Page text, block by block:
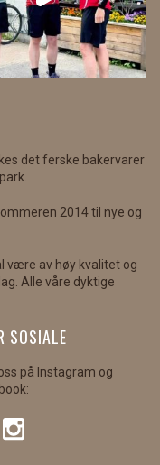
det ferske bakervarer
2014 til nye og
være av høy kvalitet og
Alle våre dyktige
SOSIALE
på Instagram og